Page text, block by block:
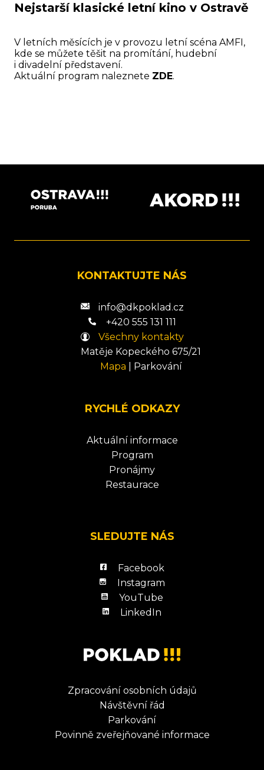
Nejstarší klasické letní kino v Ostravě
V letních měsících je v provozu letní scéna AMFI,
kde se můžete těšit na promítání, hudební
i divadelní představení.
Aktuální program naleznete ZDE.
KONTAKTUJTE NÁS
info@dkpoklad.cz
+420 555 131 111
Všechny kontakty
Matěje Kopeckého 675/21
Mapa
Parkování
RYCHLÉ ODKAZY
Aktuální informace
Program
Pronájmy
Restaurace
SLEDUJTE NÁS
Facebook
Instagram
YouTube
LinkedIn
Zpracování osobních údajů
Návštěvní řád
Parkování
Povinně zveřejňované informace